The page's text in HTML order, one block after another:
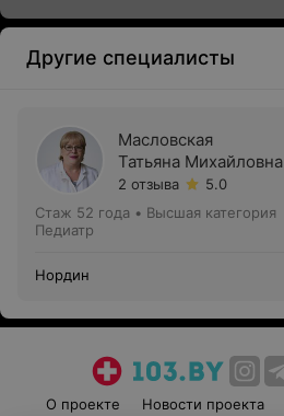
Другие специалисты
Масловская
Татьяна Михайловна
2 отзыва
5.0
Стаж 52 года • Высшая категория
Педиатр
Нордин
О проекте Новости проекта